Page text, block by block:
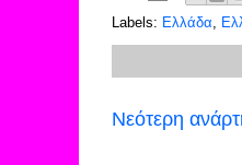
Labels: Ελλάδα,
Νεότερη